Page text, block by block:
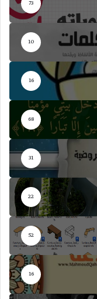
73
10
16
68
31
22
52
16